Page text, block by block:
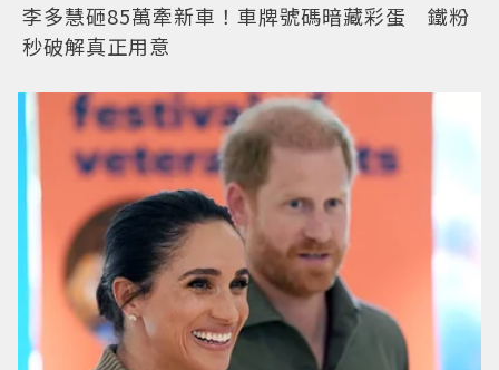
李多慧砸85萬牽新車！車牌號碼暗藏彩蛋 鐵粉
秒破解真正用意